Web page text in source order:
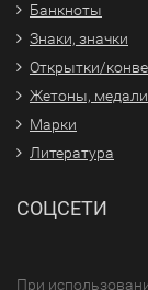
Банкноты
Знаки, значки
Открытки/
Жетоны, медали
Марки
Литература
СОЦСЕТИ
При